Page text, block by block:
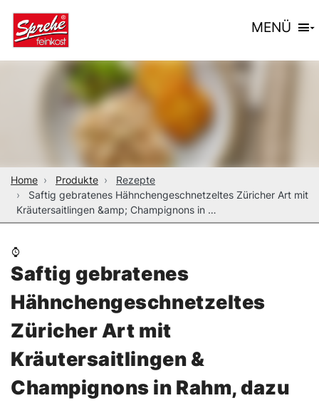
MENÜ
Home Produkte
Rezepte
Saftig gebratenes Hähnchengeschnetzeltes Züricher Art mit
Kräutersaitlingen &amp; Champignons in …
Saftig gebratenes
Hähnchengeschnetzeltes
Züricher Art mit
Kräutersaitlingen &
Champignons in Rahm, dazu